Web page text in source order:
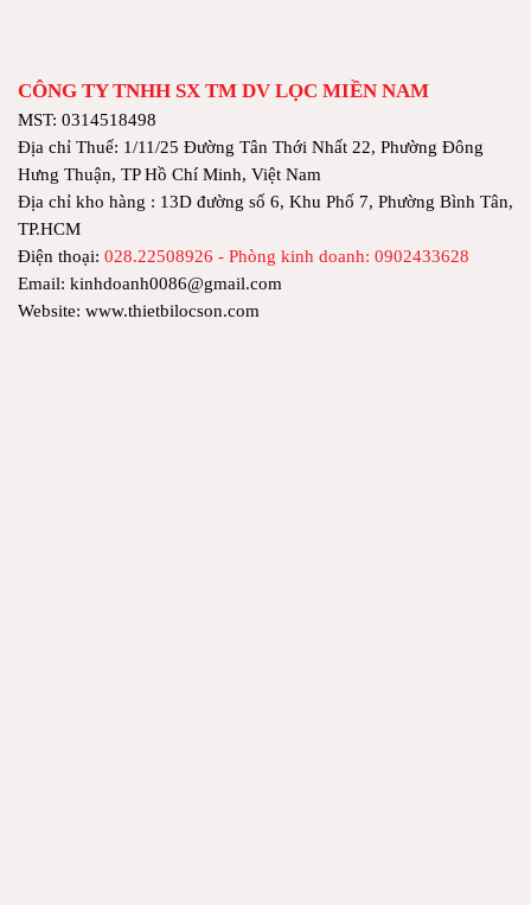
CÔNG TY TNHH SX TM DV LỌC MIỀN NAM
MST: 0314518498
Địa chỉ Thuế: 1/11/25 Đường Tân Thới Nhất 22, Phường Đông
Hưng Thuận, TP Hồ Chí Minh, Việt Nam
Địa chỉ kho hàng : 13D đường số 6, Khu Phố 7, Phường Bình Tân,
TP.HCM
Điện thoại: 028.22508926 - Phòng kinh doanh: 0902433628
Email: kinhdoanh0086@gmail.com
Website: www.thietbilocson.com